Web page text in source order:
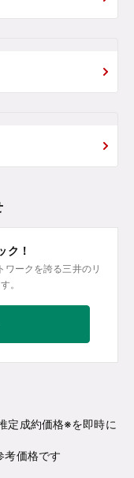
ク！
ワークを誇る三井のリ
。
定成約価格※を即時に
考価格です